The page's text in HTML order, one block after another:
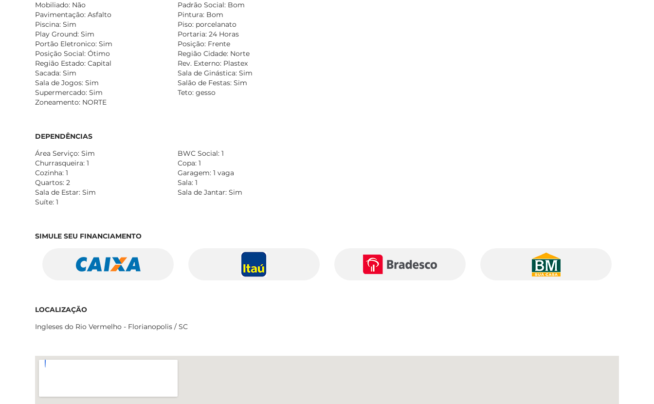
Mobiliado: Não
Padrão Social: Bom
Pavimentação: Asfalto
Pintura: Bom
Piscina: Sim
Piso: porcelanato
Play Ground: Sim
Portaria: 24 Horas
Portão Eletronico: Sim
Posição: Frente
Posição Social: Ótimo
Região Cidade: Norte
Região Estado: Capital
Rev. Externo: Plastex
Sacada: Sim
Sala de Ginástica: Sim
Sala de Jogos: Sim
Salão de Festas: Sim
Supermercado: Sim
Teto: gesso
Zoneamento: NORTE
DEPENDÊNCIAS
Área Serviço: Sim
BWC Social: 1
Churrasqueira: 1
Copa: 1
Cozinha: 1
Garagem: 1 vaga
Quartos: 2
Sala: 1
Sala de Estar: Sim
Sala de Jantar: Sim
Suíte: 1
SIMULE SEU FINANCIAMENTO
LOCALIZAÇÃO
Ingleses do Rio Vermelho - Florianopolis / SC